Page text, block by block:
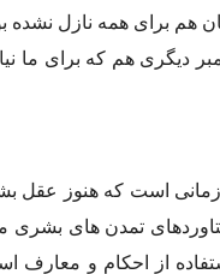
هم براى همه نازل
دیگرى هم كه براى ما
است كه هنوز عقل
تمدن هاى بشرى
استفاده از احكام و